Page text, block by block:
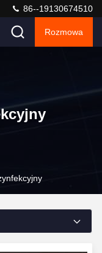
86--19130674510
Rozmowa